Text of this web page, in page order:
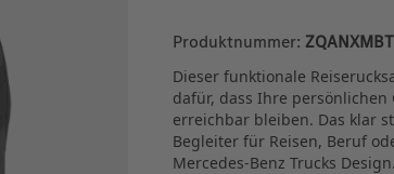
Produktnummer:
Dieser funktionale
dafür, dass Ihre
erreichbar bleiben. Das klar
Begleiter für Reisen, Beruf
Mercedes‑Benz Trucks Design.